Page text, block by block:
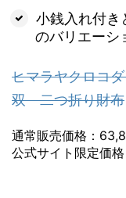
小銭入れ付き
のバリエーシ
ヒマラヤクロコ
双 二つ折り財布
通常販売価格：
公式サイト限定価